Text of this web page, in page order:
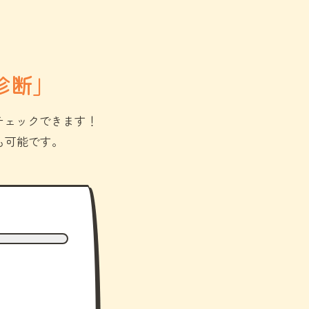
」
ックできます！
能です。